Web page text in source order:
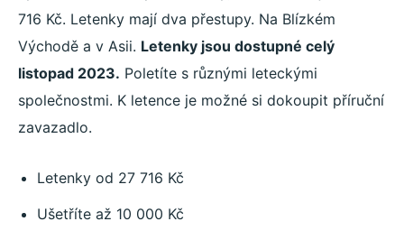
716 Kč. Letenky mají dva přestupy. Na Blízkém
Východě a v Asii. Letenky jsou dostupné celý
listopad 2023. Poletíte s různými leteckými
společnostmi. K letence je možné si dokoupit příruční
zavazadlo.
Letenky od 27 716 Kč
Ušetříte až 10 000 Kč